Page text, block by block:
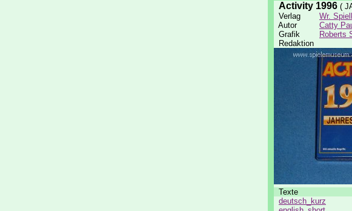
Activity 1996 (
Verlag
Wr.
Autor
Catty
Grafik
Roberts
Redaktion
Texte
deutsch_kurz